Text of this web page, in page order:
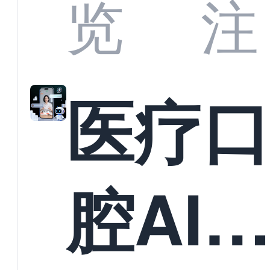
准？
教育机
构实现
览
注
医疗口
腔AI